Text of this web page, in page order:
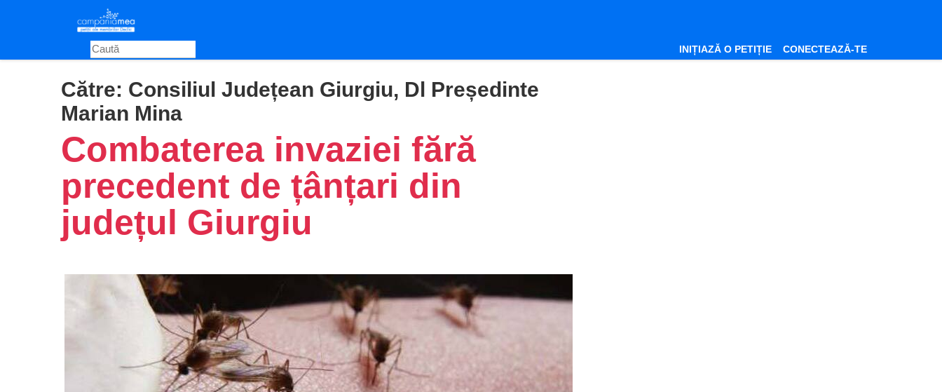
content
INIȚIAZĂ O PETIȚIE CONECTEAZĂ-TE
Către: Consiliul Județean Giurgiu, Dl Președinte
Marian Mina
Combaterea invaziei fără
precedent de țânțari din
județul Giurgiu